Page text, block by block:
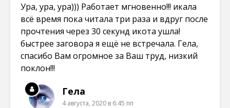
Ура, ура, ура))) Работает мгновенно!!! икала
всё время пока читала три раза и вдруг после
прочтения через 30 секунд икота ушла!
быстрее заговора я ещё не встречала. Гела,
спасибо Вам огромное за Ваш труд, низкий
поклон!!!
Гела
4 августа, 2020 в 6:45 пп